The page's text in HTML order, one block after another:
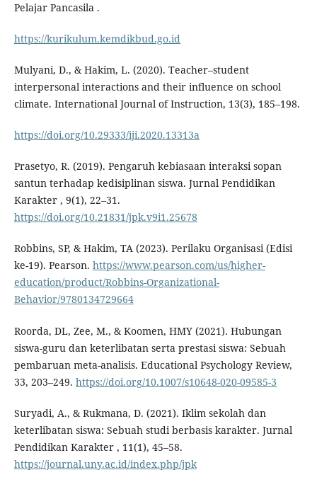
Pelajar Pancasila .
https://kurikulum.kemdikbud.go.id
Mulyani, D., & Hakim, L. (2020). Teacher–student
interpersonal interactions and their influence on school
climate. International Journal of Instruction, 13(3), 185–198.
https://doi.org/10.29333/iji.2020.13313a
Prasetyo, R. (2019). Pengaruh kebiasaan interaksi sopan
santun terhadap kedisiplinan siswa. Jurnal Pendidikan
Karakter , 9(1), 22–31.
https://doi.org/10.21831/jpk.v9i1.25678
Robbins, SP, & Hakim, TA (2023). Perilaku Organisasi (Edisi
ke-19). Pearson. https://www.pearson.com/us/higher-
education/product/Robbins-Organizational-
Behavior/9780134729664
Roorda, DL, Zee, M., & Koomen, HMY (2021). Hubungan
siswa-guru dan keterlibatan serta prestasi siswa: Sebuah
pembaruan meta-analisis. Educational Psychology Review,
33, 203–249. https://doi.org/10.1007/s10648-020-09585-3
Suryadi, A., & Rukmana, D. (2021). Iklim sekolah dan
keterlibatan siswa: Sebuah studi berbasis karakter. Jurnal
Pendidikan Karakter , 11(1), 45–58.
https://journal.uny.ac.id/index.php/jpk